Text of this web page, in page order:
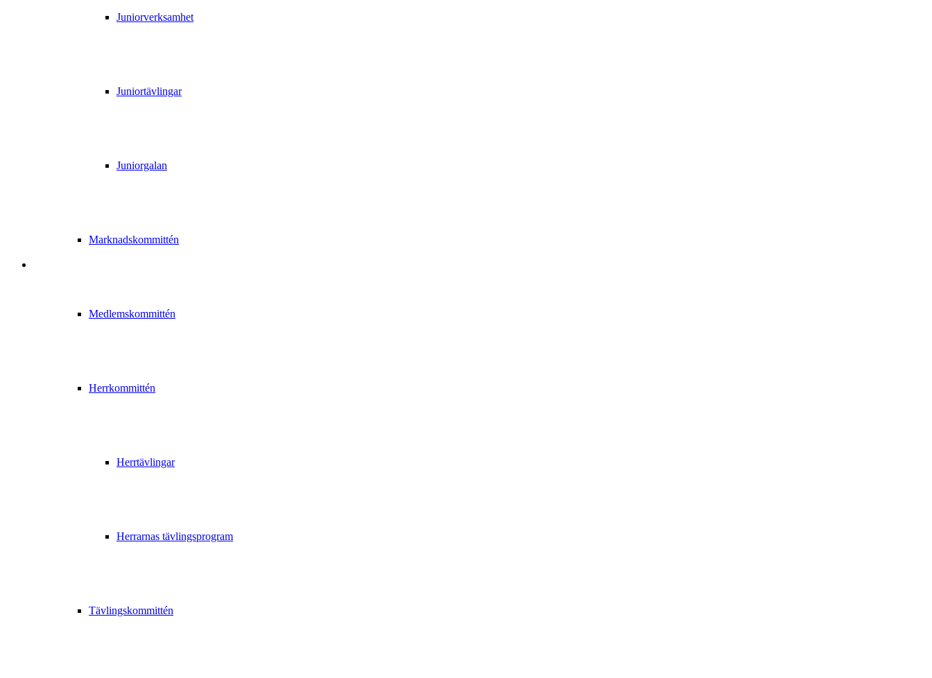
Juniorverksamhet
Juniortävlingar
Juniorgalan
Marknadskommittén
Medlemskommittén
Herrkommittén
Herrtävlingar
Herrarnas tävlingsprogram
Tävlingskommittén